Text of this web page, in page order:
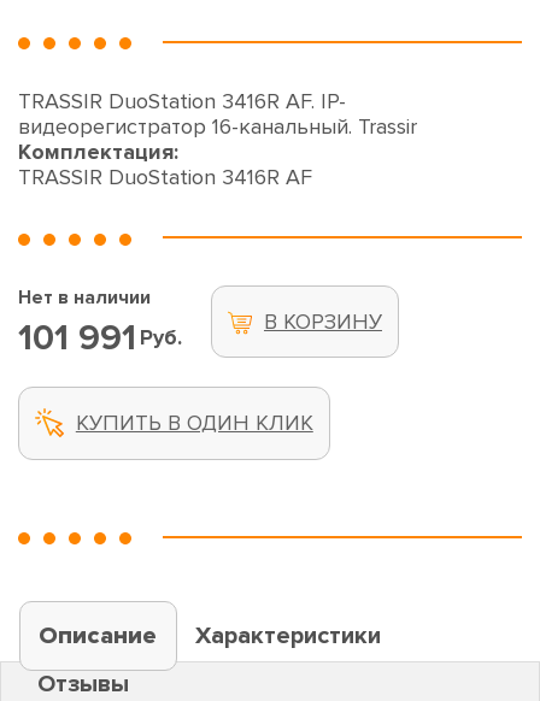
TRASSIR DuoStation 3416R AF. IP-
видеорегистратор 16-канальный. Trassir
Комплектация:
TRASSIR DuoStation 3416R AF
Нет в наличии
101 991 Руб.
В КОРЗИНУ
КУПИТЬ В ОДИН КЛИК
Описание
Характеристики
Отзывы